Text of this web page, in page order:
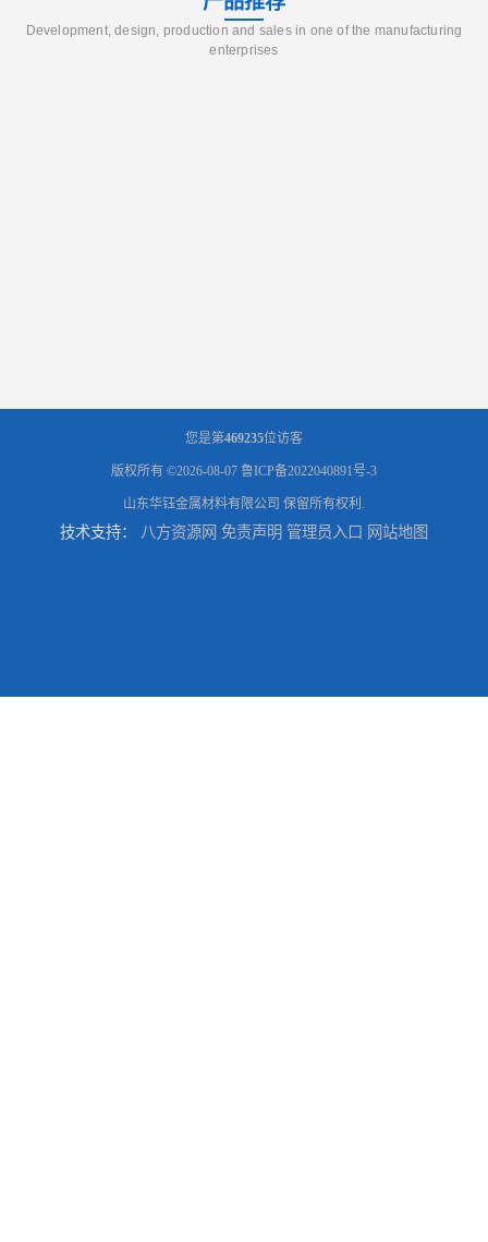
Development, design, production and sales in one of the manufacturing
enterprises
您是第469235位访客
版权所有 ©2026-08-07 鲁ICP备2022040891号-3
山东华钰金属材料有限公司 保留所有权利.
技术支持： 八方资源网 免责声明 管理员入口 网站地图